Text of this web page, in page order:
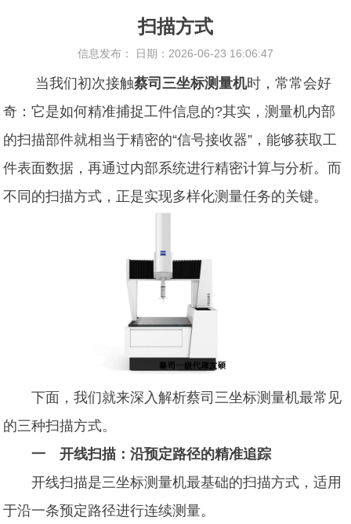
扫描方式
信息发布： 日期：2026-06-23 16:06:47
当我们初次接触蔡司三坐标测量机时，常常会好
奇：它是如何精准捕捉工件信息的?其实，测量机内部
的扫描部件就相当于精密的“信号接收器”，能够获取工
件表面数据，再通过内部系统进行精密计算与分析。而
不同的扫描方式，正是实现多样化测量任务的关键。
下面，我们就来深入解析蔡司三坐标测量机最常见
的三种扫描方式。
一 开线扫描：沿预定路径的精准追踪
开线扫描是三坐标测量机最基础的扫描方式，适用
于沿一条预定路径进行连续测量。